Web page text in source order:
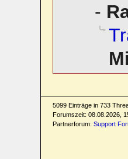
-
5099 Einträge in 733
Forumszeit: 08.08.2026,
Partnerforum: Support